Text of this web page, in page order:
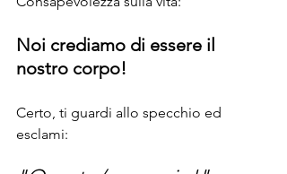
Noi crediamo di essere il
nostro corpo!
Certo, ti guardi allo specchio ed
esclami: